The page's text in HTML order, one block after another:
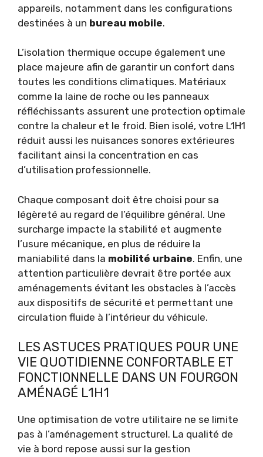
appareils, notamment dans les configurations
destinées à un bureau mobile.
L’isolation thermique occupe également une
place majeure afin de garantir un confort dans
toutes les conditions climatiques. Matériaux
comme la laine de roche ou les panneaux
réfléchissants assurent une protection optimale
contre la chaleur et le froid. Bien isolé, votre L1H1
réduit aussi les nuisances sonores extérieures
facilitant ainsi la concentration en cas
d’utilisation professionnelle.
Chaque composant doit être choisi pour sa
légèreté au regard de l’équilibre général. Une
surcharge impacte la stabilité et augmente
l’usure mécanique, en plus de réduire la
maniabilité dans la mobilité urbaine. Enfin, une
attention particulière devrait être portée aux
aménagements évitant les obstacles à l’accès
aux dispositifs de sécurité et permettant une
circulation fluide à l’intérieur du véhicule.
LES ASTUCES PRATIQUES POUR UNE
VIE QUOTIDIENNE CONFORTABLE ET
FONCTIONNELLE DANS UN FOURGON
AMÉNAGÉ L1H1
Une optimisation de votre utilitaire ne se limite
pas à l’aménagement structurel. La qualité de
vie à bord repose aussi sur la gestion